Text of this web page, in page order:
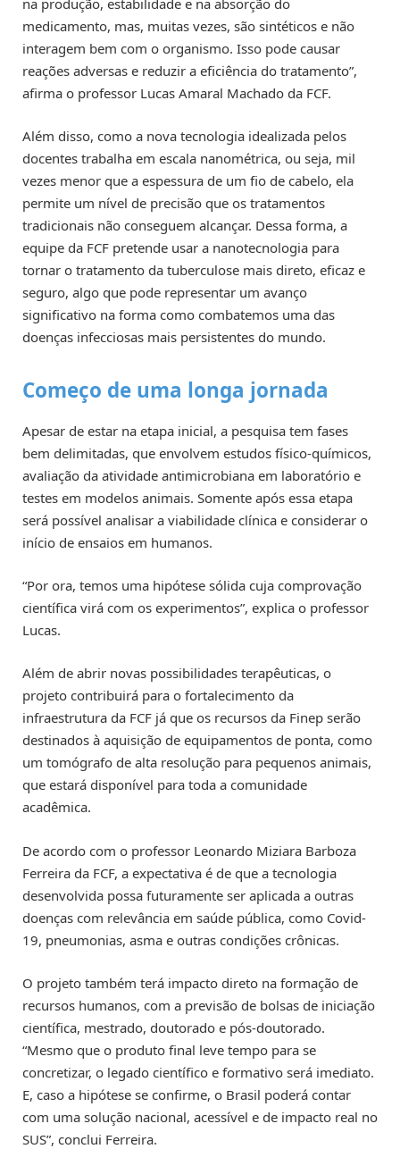
medicamento, mas, muitas vezes, são sintéticos e não
interagem bem com o organismo. Isso pode causar
reações adversas e reduzir a eficiência do tratamento”,
afirma o professor Lucas Amaral Machado da FCF.
Além disso, como a nova tecnologia idealizada pelos
docentes trabalha em escala nanométrica, ou seja, mil
vezes menor que a espessura de um fio de cabelo, ela
permite um nível de precisão que os tratamentos
tradicionais não conseguem alcançar. Dessa forma, a
equipe da FCF pretende usar a nanotecnologia para
tornar o tratamento da tuberculose mais direto, eficaz e
seguro, algo que pode representar um avanço
significativo na forma como combatemos uma das
doenças infecciosas mais persistentes do mundo.
Começo de uma longa jornada
Apesar de estar na etapa inicial, a pesquisa tem fases
bem delimitadas, que envolvem estudos físico-químicos,
avaliação da atividade antimicrobiana em laboratório e
testes em modelos animais. Somente após essa etapa
será possível analisar a viabilidade clínica e considerar o
início de ensaios em humanos.
“Por ora, temos uma hipótese sólida cuja comprovação
científica virá com os experimentos”, explica o professor
Lucas.
Além de abrir novas possibilidades terapêuticas, o
projeto contribuirá para o fortalecimento da
infraestrutura da FCF já que os recursos da Finep serão
destinados à aquisição de equipamentos de ponta, como
um tomógrafo de alta resolução para pequenos animais,
que estará disponível para toda a comunidade
acadêmica.
De acordo com o professor Leonardo Miziara Barboza
Ferreira da FCF, a expectativa é de que a tecnologia
desenvolvida possa futuramente ser aplicada a outras
doenças com relevância em saúde pública, como Covid-
19, pneumonias, asma e outras condições crônicas.
O projeto também terá impacto direto na formação de
recursos humanos, com a previsão de bolsas de iniciação
científica, mestrado, doutorado e pós-doutorado.
“Mesmo que o produto final leve tempo para se
concretizar, o legado científico e formativo será imediato.
E, caso a hipótese se confirme, o Brasil poderá contar
com uma solução nacional, acessível e de impacto real no
SUS”, conclui Ferreira.